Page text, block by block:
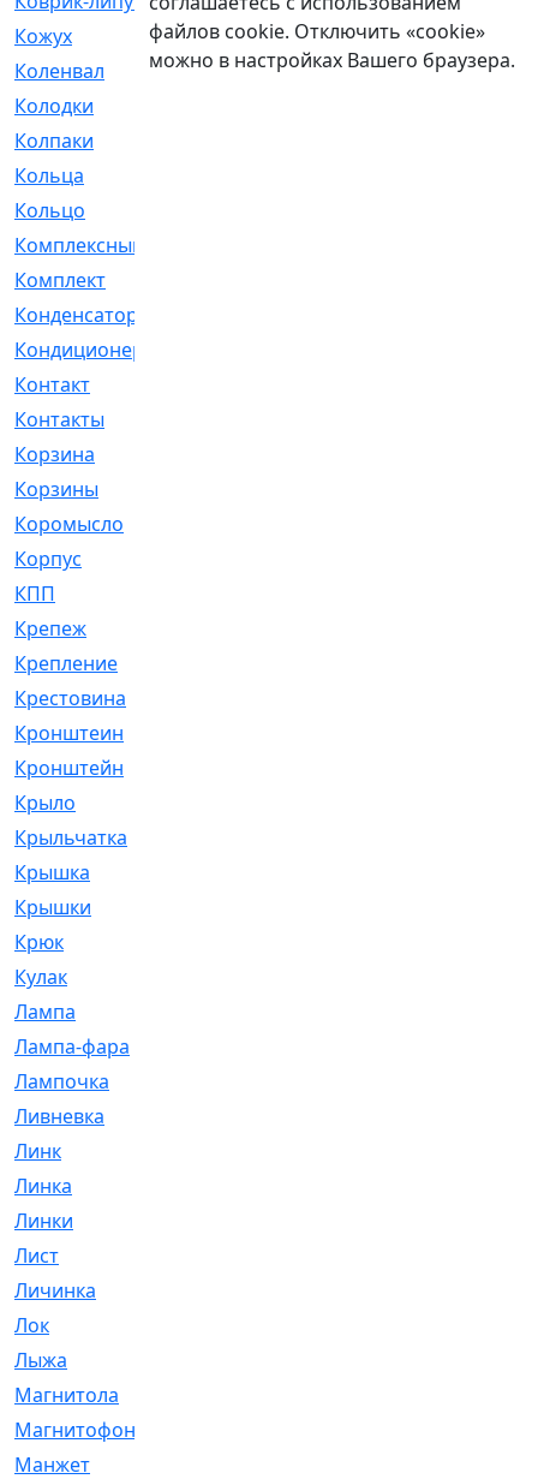
Кожух
[4]
Коленвал
[38]
Колодки
Колпаки
Кольца
Кольцо
Комплексный
Комплект
Конденсатор
Кондиционер
Контакт
Контакты
Корзина
Корзины
Коромысло
Корпус
КПП
Крепеж
Крепление
Крестовина
Кронштеин
Кронштейн
Крыло
Крыльчатка
Крышка
Крышки
Крюк
Кулак
Лампа
Лампа-фара
Лампочка
Ливневка
Линк
Линка
Линки
Лист
Личинка
Лок
Лыжа
Магнитола
Магнитофон
Манжет
файлов cookie. Отключить «cookie»
можно в настройках Вашего браузера.